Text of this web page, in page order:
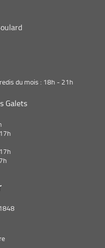
du mois : 18h - 21h
Galets